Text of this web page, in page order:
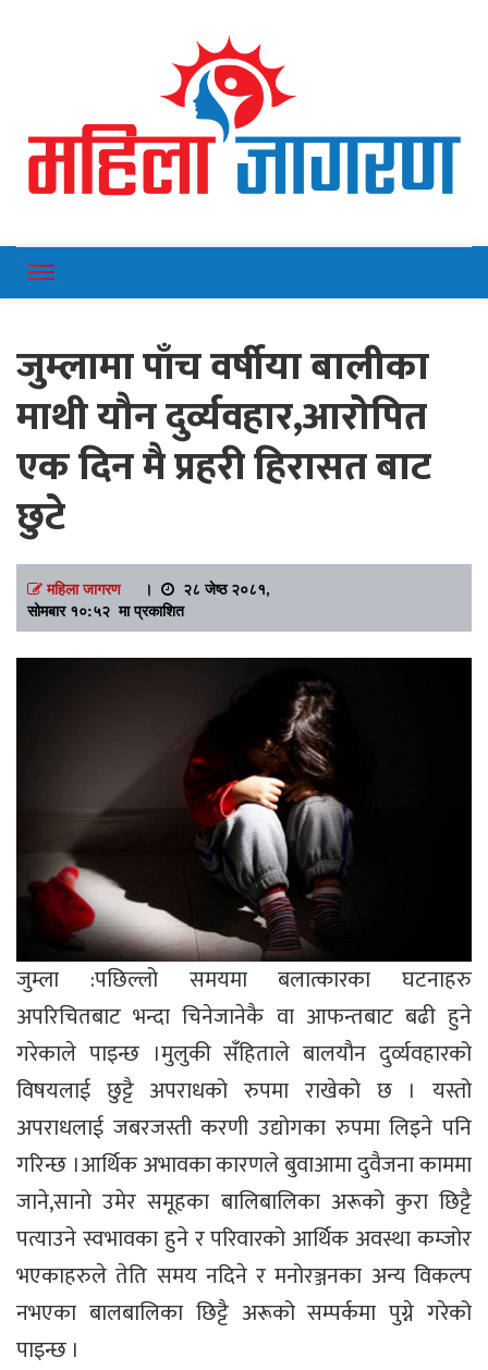
Mahilajagaran
जुम्लामा पाँच वर्षीया बालीका
माथी यौन दुर्व्यवहार,आरोपित
एक दिन मै प्रहरी हिरासत बाट
छुटे
महिला जागरण।
२८ जेष्ठ २०८१,
सोमबार १०:५२ मा प्रकाशित
जुम्ला :पछिल्लो समयमा बलात्कारका घटनाहरु
अपरिचितबाट भन्दा चिनेजानेकै वा आफन्तबाट बढी हुने
गरेकाले पाइन्छ ।मुलुकी सँंहिताले बालयौन दुर्व्यवहारको
विषयलाई छुट्टै अपराधको रुपमा राखेको छ । यस्तो
अपराधलाई जबरजस्ती करणी उद्योगका रुपमा लिइने पनि
गरिन्छ ।आर्थिक अभावका कारणले बुवाआमा दुवैजना काममा
जाने,सानो उमेर समूहका बालिबालिका अरूको कुरा छिट्टै
पत्याउने स्वभावका हुने र परिवारको आर्थिक अवस्था कम्जोर
भएकाहरुले तेति समय नदिने र मनोरञ्जनका अन्य विकल्प
नभएका बालबालिका छिट्टै अरूको सम्पर्कमा पुग्ने गरेको
पाइन्छ ।